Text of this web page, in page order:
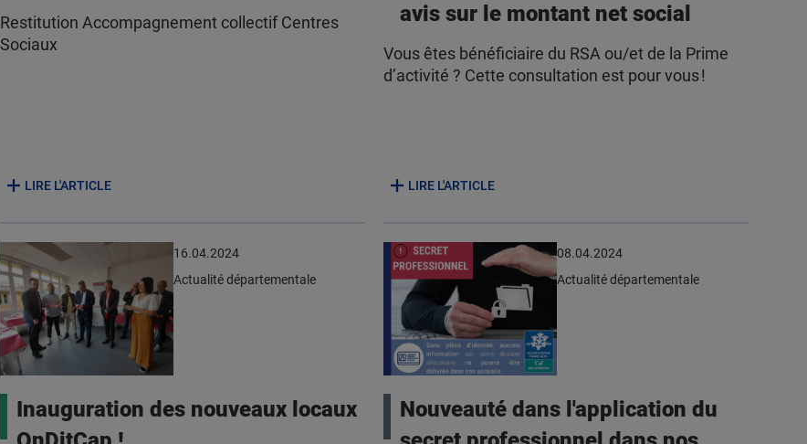
Restitution Accompagnement collectif Centres
Sociaux
LIRE L'ARTICLE
avis sur le montant net social
Vous êtes bénéficiaire du RSA ou/et de la Prime
d’activité ? Cette consultation est pour vous !
LIRE L'ARTICLE
16.04.2024
Actualité départementale
Inauguration des nouveaux locaux
08.04.2024
Actualité départementale
Nouveauté dans l'application du